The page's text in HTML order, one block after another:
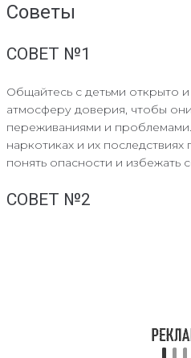
Советы
СОВЕТ №1
Общайтесь с детьми открыто
атмосферу доверия, чтобы
переживаниями и
наркотиках и их
понять опасности и избежать
СОВЕТ №2